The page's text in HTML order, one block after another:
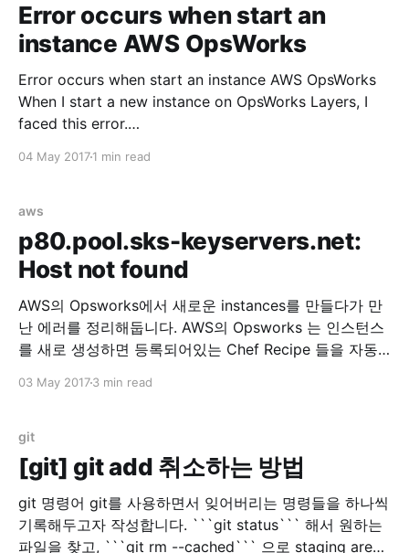
Error occurs when start an
instance AWS OpsWorks
Error occurs when start an instance AWS OpsWorks
When I start a new instance on OpsWorks Layers, I
faced this error.
=====================================
/var/lib/aws/opsworks/cache.stage2/cookbooks/aws
/resources/cloudwatch.rb
=====================================
=====================================
====== NoMethodError ------------- undefined
method `property' for
#&lt;Class:0x007f511b6ee538&gt; Cookbook
04 May 20171 min read
aws
p80.pool.sks-keyservers.net:
Host not found
AWS의 Opsworks에서 새로운 instances를 만들다가 만
난 에러를 정리해둡니다. AWS의 Opsworks 는 인스턴스
를 새로 생성하면 등록되어있는 Chef Recipe 들을 자동
로 생성하고, 그 Instance에 하나의 App 을 배포하려고
다. 그런데 갑자기 에러가 발생해서 로그를 봤더니 이런
로그가 있었습니다. Mixlib::ShellOut:
03 May 20173 min read
git
[git] git add 취소하는 방법
git 명령어 git를 사용하면서 잊어버리는 명령들을 하나씩
기록해두고자 작성합니다. ```git status``` 해서 원하는
파일을 찾고, ```git rm --cached``` 으로 staging area